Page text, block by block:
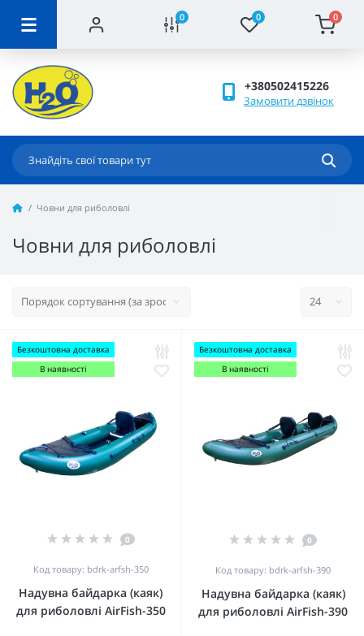
0 0 0
+380502415226
Замовити дзвінок
Човни для риболовлі
Човни для риболовлі
Безкоштовна доставка
В наявності
0
Код товару: bdrk-arfsh-350
Надувна байдарка (каяк)
для риболовлі AirFish-350
Безкоштовна доставка
В наявності
0
Код товару: bdrk-arfsh-390
Надувна байдарка (каяк)
для риболовлі AirFish-390